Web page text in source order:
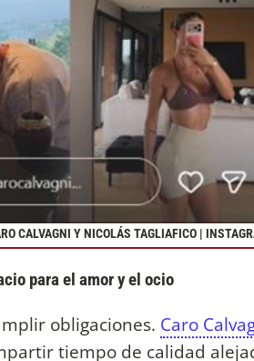
CALVAGNI Y NICOLÁS TAGLIAFICO |
para el amor y el ocio
obligaciones. Caro
tiempo de calidad